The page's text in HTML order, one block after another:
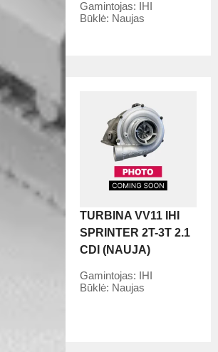
Gamintojas: IHI
Būklė: Naujas
TURBINA VV11 IHI
SPRINTER 2T-3T 2.1
CDI (NAUJA)
Gamintojas: IHI
Būklė: Naujas